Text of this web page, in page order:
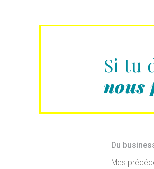
Si tu
nous
Du
Mes